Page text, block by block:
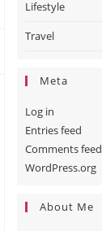
Lifestyle
Travel
Meta
Log in
Entries feed
Comments feed
WordPress.org
About Me